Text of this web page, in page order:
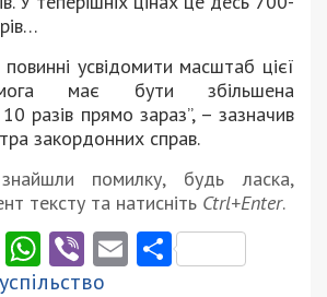
усвідомити масштаб цієї
має бути збільшена
разів прямо зараз”, – зазначив
закордонних справ.
помилку, будь ласка,
тексту та натисніть Ctrl+Enter.
Twitter
WhatsApp
ViberEmail